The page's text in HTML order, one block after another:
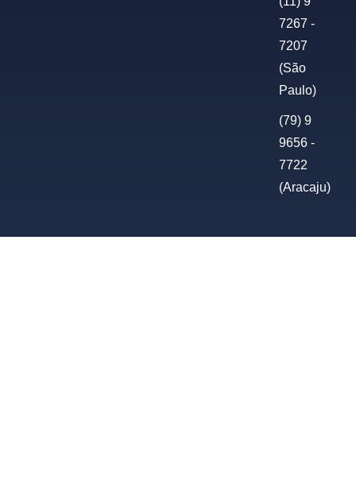
7267 -
7207
(São
Paulo)
(79) 9
9656 -
7722
(Aracaju)